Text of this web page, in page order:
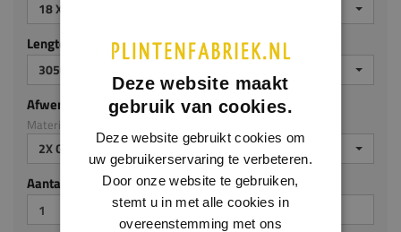
18 X 190 MM
Lengte (mm)
3050
Afwerking
Materiaal: MDF brandvertragend
2X GEGROND
Aantal stuks
Deze website maakt
gebruik van cookies.
Deze website gebruikt cookies om
uw gebruikerservaring te verbeteren.
Door onze website te gebruiken,
stemt u in met alle cookies in
overeenstemming met ons